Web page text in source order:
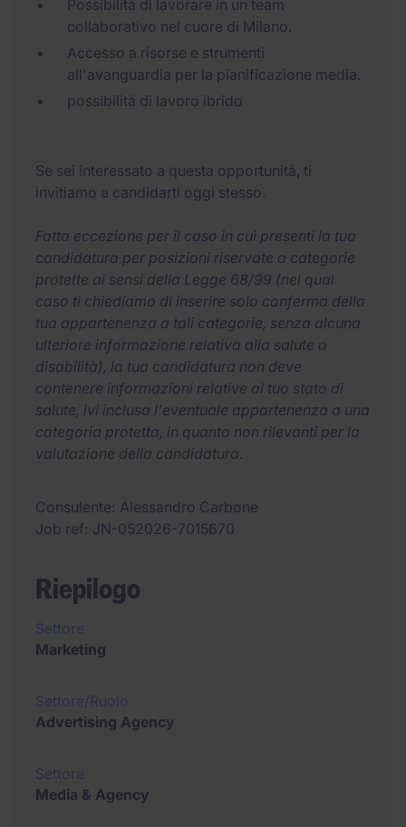
Possibilità di lavorare in un team
collaborativo nel cuore di Milano.
Accesso a risorse e strumenti
all'avanguardia per la pianificazione media.
possibilità di lavoro ibrido
Se sei interessato a questa opportunità, ti
invitiamo a candidarti oggi stesso.
Fatta eccezione per il caso in cui presenti la tua
candidatura per posizioni riservate a categorie
protette ai sensi della Legge 68/99 (nel qual
caso ti chiediamo di inserire solo conferma della
tua appartenenza a tali categorie, senza alcuna
ulteriore informazione relativa alla salute o
disabilità), la tua candidatura non deve
contenere informazioni relative al tuo stato di
salute, ivi inclusa l'eventuale appartenenza a una
categoria protetta, in quanto non rilevanti per la
valutazione della candidatura.
Consulente Alessandro Carbone
Job ref JN-052026-7015670
Riepilogo
Marketing
Advertising Agency
Media & Agency